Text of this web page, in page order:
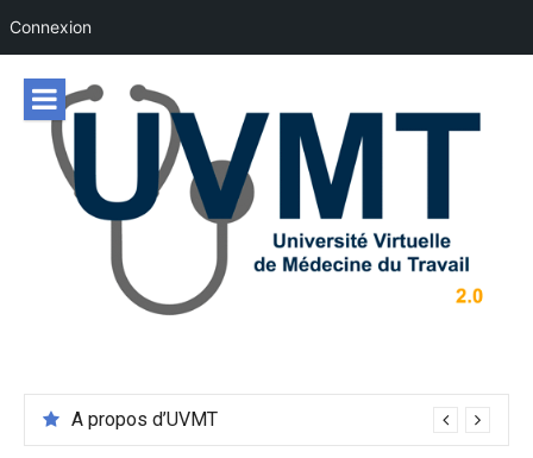
Connexion
contenu
A propos d’UVMT